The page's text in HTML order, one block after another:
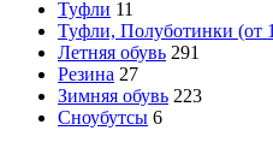
Туфли 11
Туфли, Полуботинки (от
Летняя обувь 291
Резина 27
Зимняя обувь 223
Сноубутсы 6